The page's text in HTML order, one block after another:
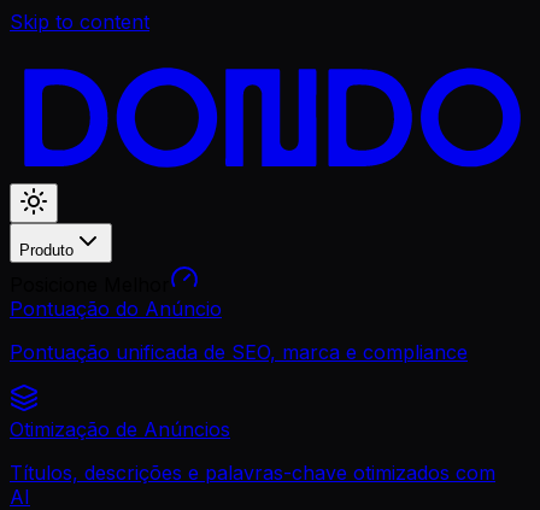
Skip to content
Produto
Pontuação do Anúncio
Pontuação unificada de SEO, marca e compliance
Otimização de Anúncios
Títulos, descrições e palavras-chave otimizados com
AI